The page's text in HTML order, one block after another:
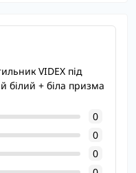
VIDEX під
білий + біла призма
0
0
0